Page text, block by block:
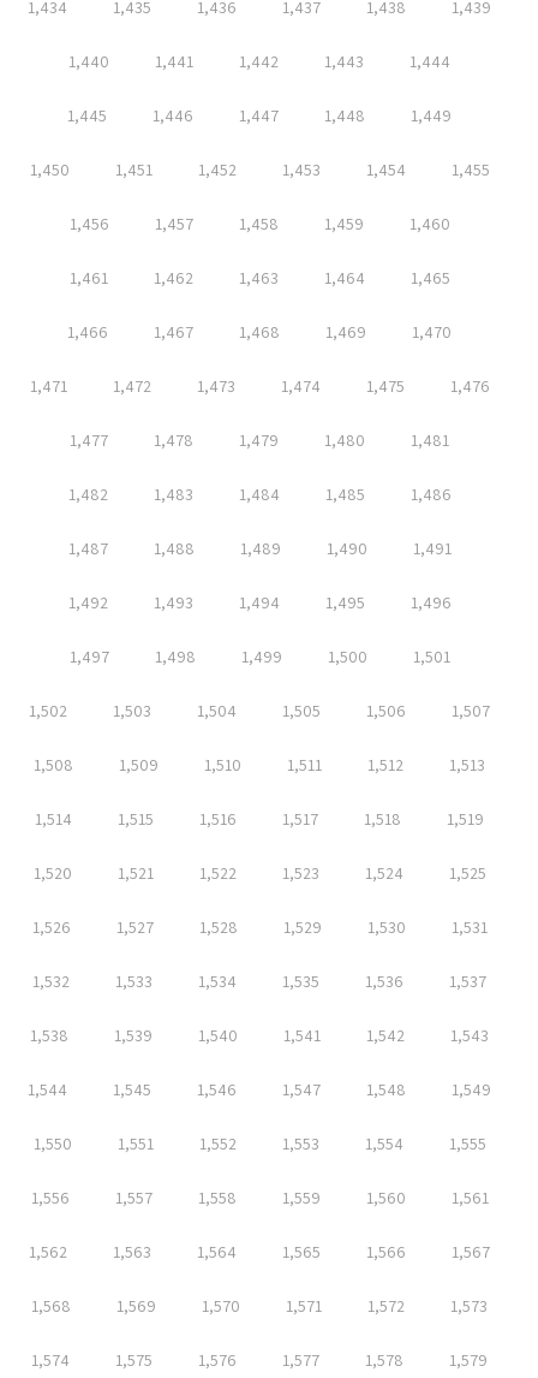
1,434 1,435 1,436 1,437 1,438 1,439
1,440 1,441 1,442 1,443 1,444
1,445 1,446 1,447 1,448 1,449
1,450 1,451 1,452 1,453 1,454 1,455
1,456 1,457 1,458 1,459 1,460
1,461 1,462 1,463 1,464 1,465
1,466 1,467 1,468 1,469 1,470
1,471 1,472 1,473 1,474 1,475 1,476
1,477 1,478 1,479 1,480 1,481
1,482 1,483 1,484 1,485 1,486
1,487 1,488 1,489 1,490 1,491
1,492 1,493 1,494 1,495 1,496
1,497 1,498 1,499 1,500 1,501
1,502 1,503 1,504 1,505 1,506 1,507
1,508 1,509 1,510 1,511 1,512 1,513
1,514 1,515 1,516 1,517 1,518 1,519
1,520 1,521 1,522 1,523 1,524 1,525
1,526 1,527 1,528 1,529 1,530 1,531
1,532 1,533 1,534 1,535 1,536 1,537
1,538 1,539 1,540 1,541 1,542 1,543
1,544 1,545 1,546 1,547 1,548 1,549
1,550 1,551 1,552 1,553 1,554 1,555
1,556 1,557 1,558 1,559 1,560 1,561
1,562 1,563 1,564 1,565 1,566 1,567
1,568 1,569 1,570 1,571 1,572 1,573
1,574 1,575 1,576 1,577 1,578 1,579